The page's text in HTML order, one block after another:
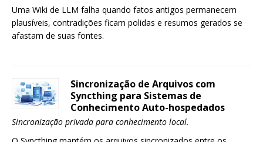
Uma Wiki de LLM falha quando fatos antigos permanecem
plausíveis, contradições ficam polidas e resumos gerados se
afastam de suas fontes.
Sincronização de Arquivos com
Syncthing para Sistemas de
Conhecimento Auto-hospedados
Sincronização privada para conhecimento local.